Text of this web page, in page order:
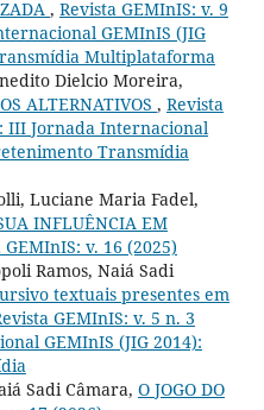
, Revista GEMInIS: v. 9
GEMInIS (JIG
Multiplataforma
Dielcio Moreira,
ALTERNATIVOS , Revista
III Jornada Internacional
Transmídia
Luciane Maria Fadel,
INFLUÊNCIA EM
GEMInIS: v. 16 (2025)
Ramos, Naiá Sadi
textuais presentes em
GEMInIS: v. 5 n. 3
GEMInIS (JIG 2014):
Sadi Câmara, O JOGO DO